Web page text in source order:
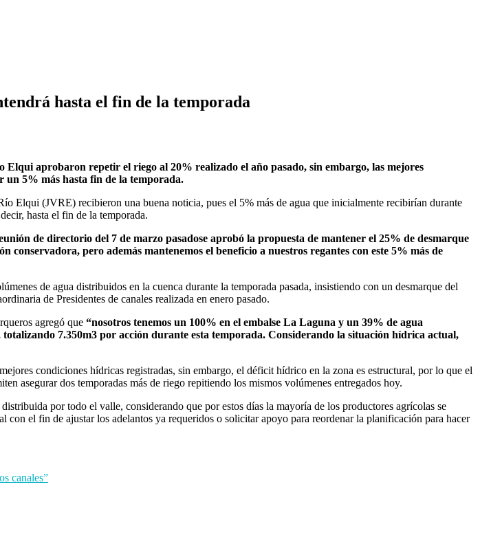
hasta el fin de la temporada
aprobaron repetir el riego al 20% realizado el año pasado, sin embargo, las mejores
5% más hasta fin de la temporada.
Elqui (JVRE) recibieron una buena noticia, pues el 5% más de agua que inicialmente recibirían durante
hasta el fin de la temporada.
de directorio del 7 de marzo pasadose aprobó la propuesta de mantener el 25% de desmarque
conservadora, pero además mantenemos el beneficio a nuestros regantes con este 5% más de
de agua distribuidos en la cuenca durante la temporada pasada, insistiendo con un desmarque del
de Presidentes de canales realizada en enero pasado.
agregó que “nosotros tenemos un 100% en el embalse La Laguna y un 39% de agua
7.350m3 por acción durante esta temporada. Considerando la situación hídrica actual,
condiciones hídricas registradas, sin embargo, el déficit hídrico en la zona es estructural, por lo que el
asegurar dos temporadas más de riego repitiendo los mismos volúmenes entregados hoy.
por todo el valle, considerando que por estos días la mayoría de los productores agrícolas se
el fin de ajustar los adelantos ya requeridos o solicitar apoyo para reordenar la planificación para hacer
canales”